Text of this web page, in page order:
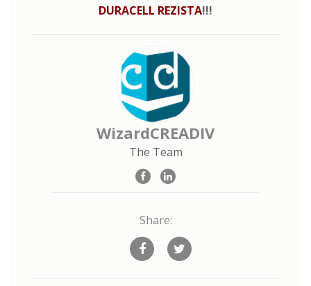
DURACELL REZISTA!!!
WizardCREADIV
The Team
Share: